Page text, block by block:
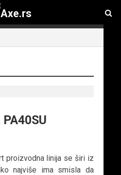
proizvodna linija se širi iz
najviše ima smisla da